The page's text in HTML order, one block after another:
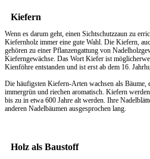
Kiefern
Wenn es darum geht, einen Sichtschutzzaun zu
Kiefernholz immer eine gute Wahl. Die Kiefern,
gehören zu einer Pflanzengattung von
Kieferngewächse. Das Wort Kiefer ist
Kienföhre entstanden und ist erst ab dem 16.
Die häufigsten Kiefern-Arten wachsen als Bäume,
immergrün und riechen aromatisch. Kiefern
bis zu in etwa 600 Jahre alt werden. Ihre
anderen Nadelbäumen ausgesprochen lang.
Holz als Baustoff